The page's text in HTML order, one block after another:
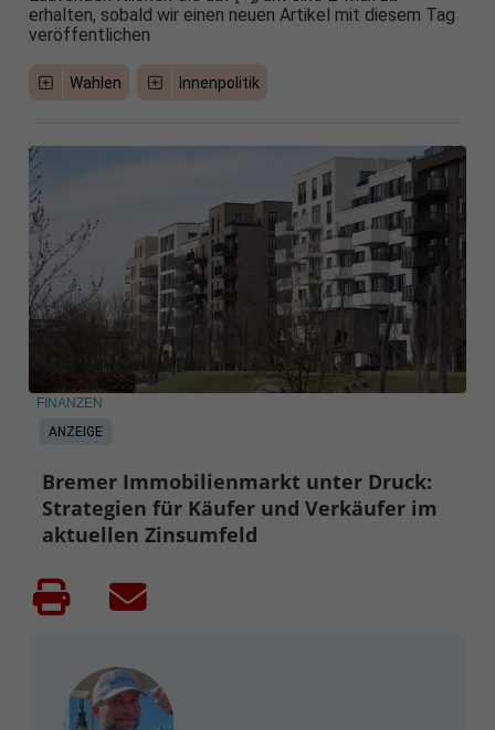
erhalten, sobald wir einen neuen Artikel mit diesem Tag
veröffentlichen
Wahlen Innenpolitik
ANZEIGE
FINANZEN
Bremer Immobilienmarkt unter Druck:
Strategien für Käufer und Verkäufer im
aktuellen Zinsumfeld